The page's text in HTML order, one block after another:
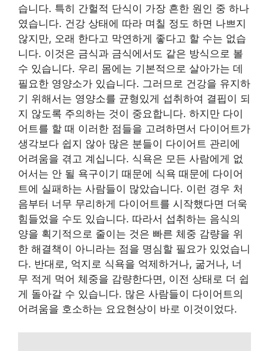
습니다. 특히 간헐적 단식이 가장 흔한 원인 중 하나
였습니다. 건강 상태에 따라 며칠 정도 하면 나쁘지
않지만, 오래 한다고 막연하게 좋다고 할 수는 없습
니다. 이것은 금식과 금식에서도 같은 방식으로 볼
수 있습니다. 우리 몸에는 기본적으로 살아가는 데
필요한 영양소가 있습니다. 그러므로 건강을 유지하
기 위해서는 영양소를 균형있게 섭취하여 결핍이 되
지 않도록 주의하는 것이 중요합니다. 하지만 다이
어트를 할 때 이러한 점들을 고려하면서 다이어트가
생각보다 쉽지 않아 많은 분들이 다이어트 관리에
어려움을 겪고 계십니다. 식욕은 모든 사람에게 없
어서는 안 될 욕구이기 때문에 식욕 때문에 다이어
트에 실패하는 사람들이 많았습니다. 이런 경우 처
음부터 너무 무리하게 다이어트를 시작했다면 더욱
힘들었을 수도 있습니다. 따라서 섭취하는 음식의
양을 획기적으로 줄이는 것은 빠른 체중 감량을 위
한 해결책이 아니라는 점을 명심할 필요가 있었습니
다. 반대로, 억지로 식욕을 억제하거나, 굶거나, 너
무 적게 먹어 체중을 감량한다면, 이전 상태로 더 쉽
게 돌아갈 수 있습니다. 많은 사람들이 다이어트의
어려움을 호소하는 요요현상이 바로 이것이었다.